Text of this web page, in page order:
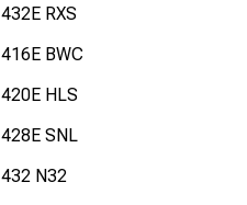
432E RXS
416E BWC
420E HLS
428E SNL
432 N32